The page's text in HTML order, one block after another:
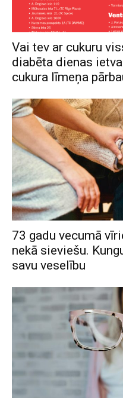
Vai tev ar cukuru
diabēta dienas
cukura līmeņa
73 gadu vecumā
nekā sieviešu.
savu veselību